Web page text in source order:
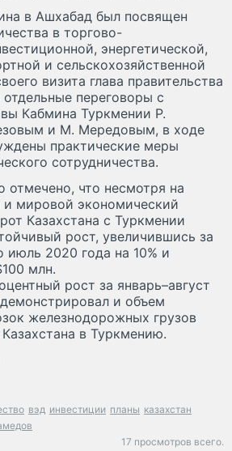
в Ашхабад был посвящен
в торгово-
энергетической,
и сельскохозяйственной
визита глава правительства
отдельные переговоры с
Кабмина Туркмении Р.
и М. Мередовым, в ходе
практические меры
сотрудничества.
отмечено, что несмотря на
мировой экономический
Казахстана с Туркмении
рост, увеличившись за
июль 2020 года на 10% и
млн.
рост за январь–август
и объем
железнодорожных грузов
в Туркмению.
вэд инвестиции планы казахстан
17 просмотров всего.